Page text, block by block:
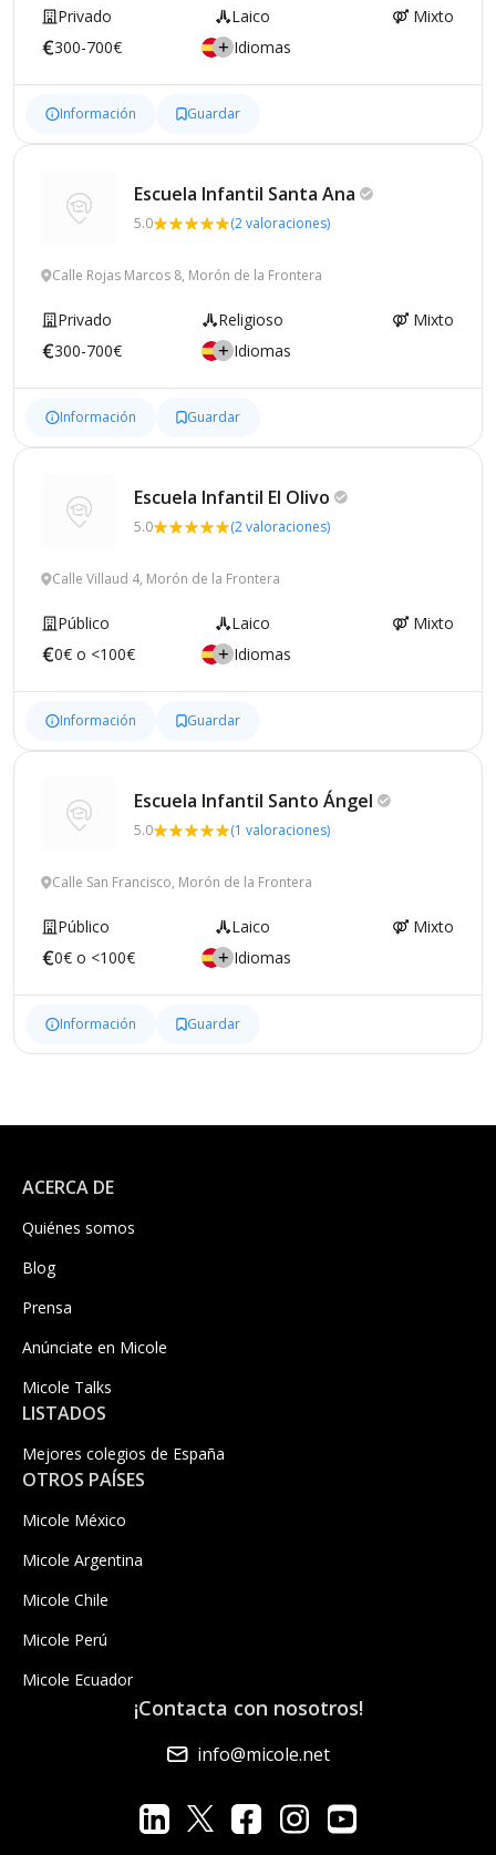
Privado Laico
Mixto
300-700€
Idiomas
Información Guardar
Escuela Infantil Santa Ana
5.0 (2 valoraciones)
Calle Rojas Marcos 8, Morón de la Frontera
Privado Religioso
Mixto
300-700€
Idiomas
Información Guardar
Escuela Infantil El Olivo
5.0 (2 valoraciones)
Calle Villaud 4, Morón de la Frontera
Público Laico
Mixto
0€ o <100€
Idiomas
Información Guardar
Escuela Infantil Santo Ángel
5.0 (1 valoraciones)
Calle San Francisco, Morón de la Frontera
Público Laico
Mixto
0€ o <100€
Idiomas
Información Guardar
ACERCA DE
Quiénes somos
Blog
Prensa
Anúnciate en Micole
Micole Talks
LISTADOS
Mejores colegios de España
OTROS PAÍSES
Micole México
Micole Argentina
Micole Chile
Micole Perú
Micole Ecuador
¡Contacta con nosotros!
info@micole.net